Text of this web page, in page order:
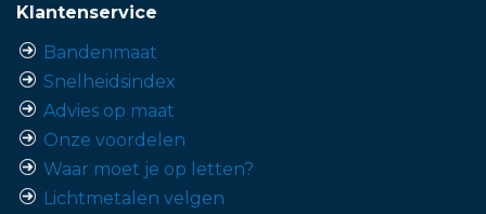
Klantenservice
Bandenmaat
Snelheidsindex
Advies op maat
Onze voordelen
Waar moet je op letten?
Lichtmetalen velgen